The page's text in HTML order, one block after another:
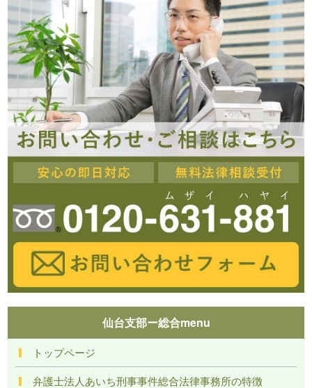
仙台支部ー総合menu
トップページ
弁護士法人あいち刑事事件総合法律事務所の特徴